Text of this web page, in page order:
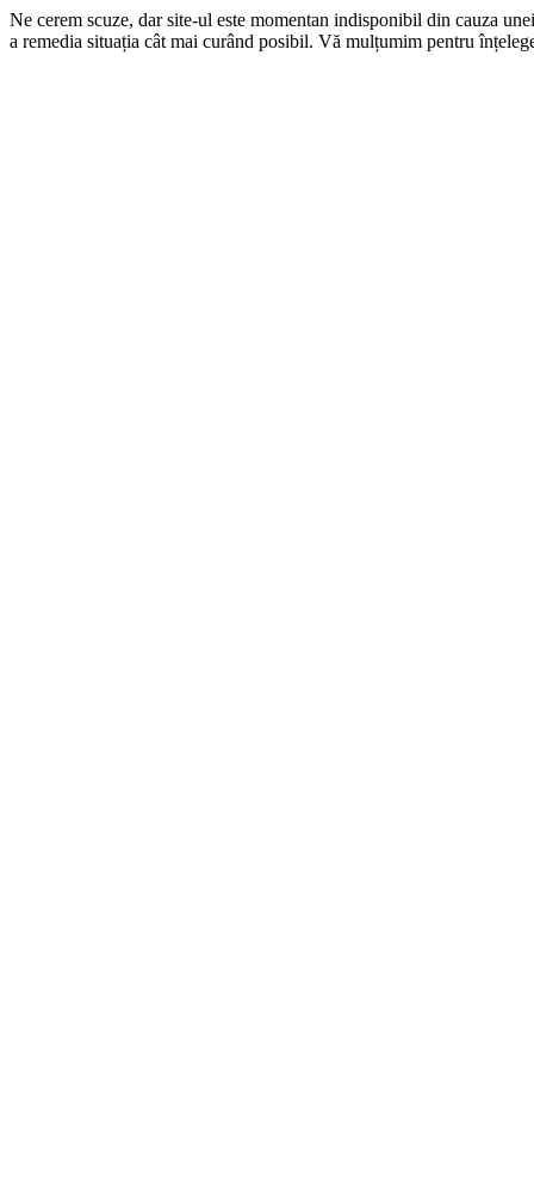
Ne cerem scuze, dar site-ul este momentan indisponibil din cauza
a remedia situația cât mai curând posibil. Vă mulțumim pentru